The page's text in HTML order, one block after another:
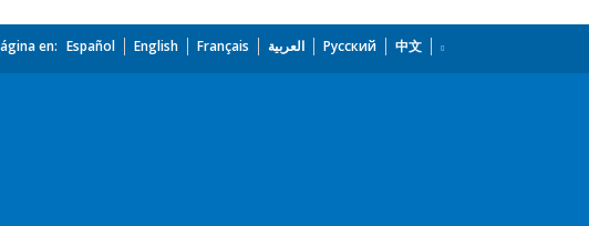
en: Español English Français العربية Русский 中文